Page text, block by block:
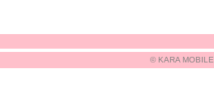
© KARA MOBILE